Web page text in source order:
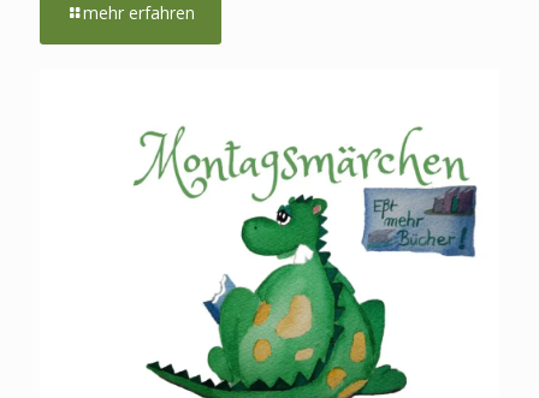
mehr erfahren
vom
2026